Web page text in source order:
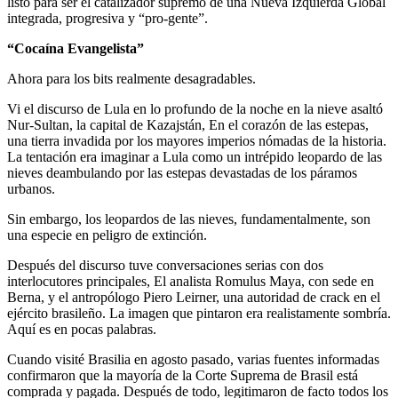
integrada, progresiva y “pro-gente”.
“Cocaína Evangelista”
Ahora para los bits realmente desagradables.
Vi el discurso de Lula en lo profundo de la noche en la nieve asaltó
Nur-Sultan, la capital de Kazajstán, En el corazón de las estepas,
una tierra invadida por los mayores imperios nómadas de la historia.
La tentación era imaginar a Lula como un intrépido leopardo de las
nieves deambulando por las estepas devastadas de los páramos
urbanos.
Sin embargo, los leopardos de las nieves, fundamentalmente, son
una especie en peligro de extinción.
Después del discurso tuve conversaciones serias con dos
interlocutores principales, El analista Romulus Maya, con sede en
Berna, y el antropólogo Piero Leirner, una autoridad de crack en el
ejército brasileño. La imagen que pintaron era realistamente sombría.
Aquí es en pocas palabras.
Cuando visité Brasilia en agosto pasado, varias fuentes informadas
confirmaron que la mayoría de la Corte Suprema de Brasil está
comprada y pagada. Después de todo, legitimaron de facto todos los